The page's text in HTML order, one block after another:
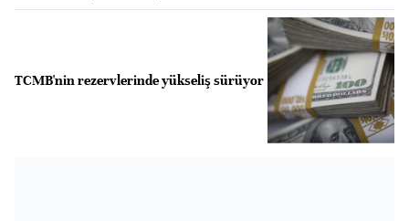
TCMB'nin rezervlerinde yükseliş sürüyor